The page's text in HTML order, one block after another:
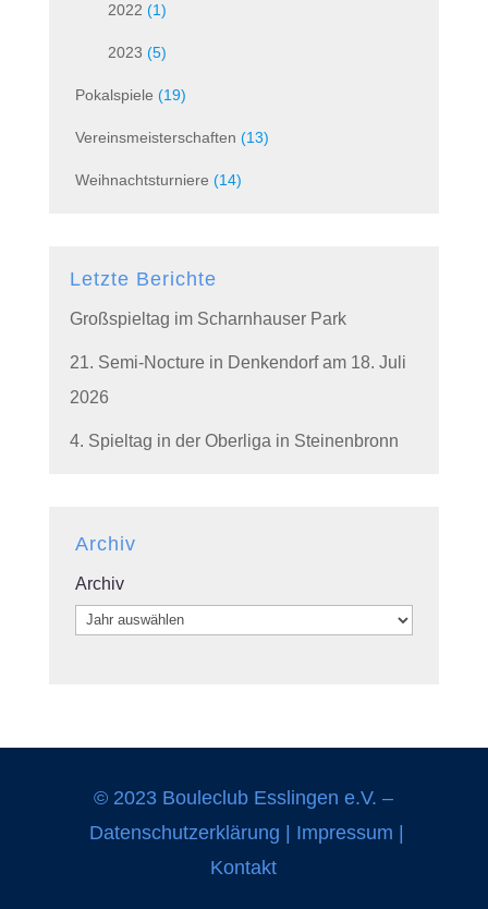
2022 (1)
2023 (5)
Pokalspiele (19)
Vereinsmeisterschaften (13)
Weihnachtsturniere (14)
Letzte Berichte
Großspieltag im Scharnhauser Park
21. Semi-Nocture in Denkendorf am 18. Juli
2026
4. Spieltag in der Oberliga in Steinenbronn
Archiv
Archiv
© 2023 Bouleclub Esslingen e.V. –
Datenschutzerklärung
Impressum
Kontakt